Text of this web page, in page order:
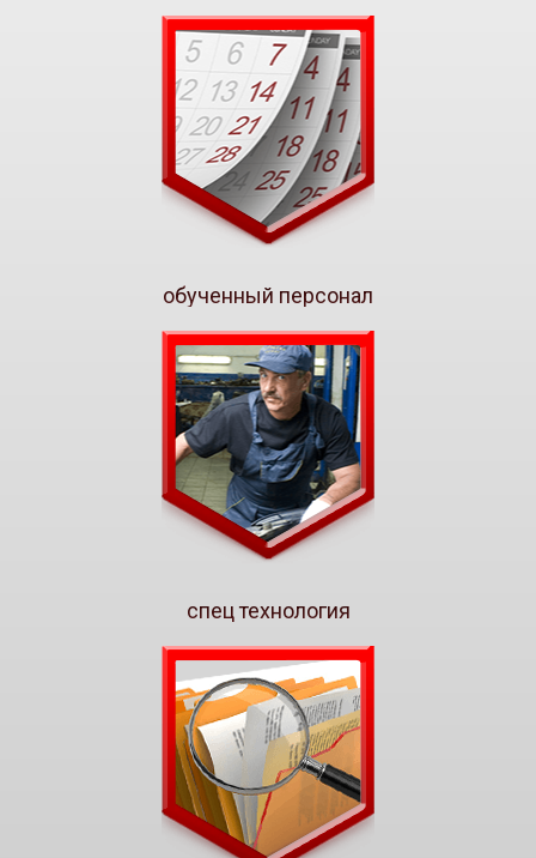
обученный персонал
спец технология